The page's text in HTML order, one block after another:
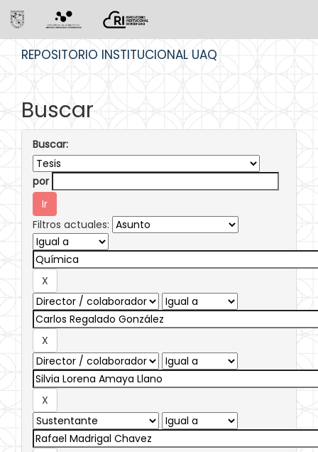
REPOSITORIO INSTITUCIONAL UAQ
Buscar
Buscar:
por
Filtros actuales: